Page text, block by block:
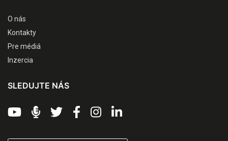
O nás
Kontakty
Pre médiá
Inzercia
SLEDUJTE NÁS